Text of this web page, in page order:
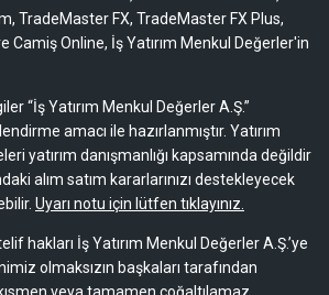
TradeMaster FX, TradeMaster FX Plus,
Camiş Online, İş Yatırım Menkul Değerler'in
“İş Yatırım Menkul Değerler A.Ş.”
amacı ile hazırlanmıştır. Yatırım
yatırım danışmanlığı kapsamında değildir
alım satım kararlarınızı destekleyecek
Uyarı notu için lütfen tıklayınız.
hakları İş Yatırım Menkul Değerler A.Ş.’ye
olmaksızın başkaları tarafından